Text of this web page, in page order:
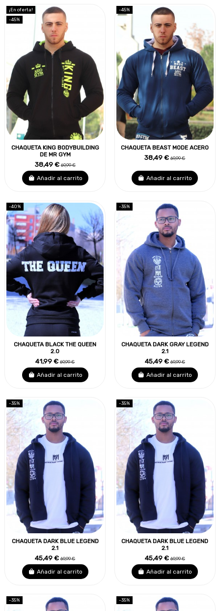
¡En oferta!
-45%
CHAQUETA KING BODYBUILDING
DE MR GYM
38,49 €69,99 €
Añadir al carrito
-45%
CHAQUETA BEAST MODE ACERO
38,49 €69,99 €
Añadir al carrito
-40%
CHAQUETA BLACK THE QUEEN
2.0
41,99 €69,99 €
Añadir al carrito
-35%
CHAQUETA DARK GRAY LEGEND
2.1
45,49 €69,99 €
Añadir al carrito
-35%
CHAQUETA DARK BLUE LEGEND
2.1
45,49 €69,99 €
Añadir al carrito
-35%
CHAQUETA DARK BLUE LEGEND
2.1
45,49 €69,99 €
Añadir al carrito
-35% -35%